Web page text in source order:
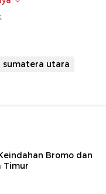
(Diki)
sumatera utara
Bromo dan
Timur